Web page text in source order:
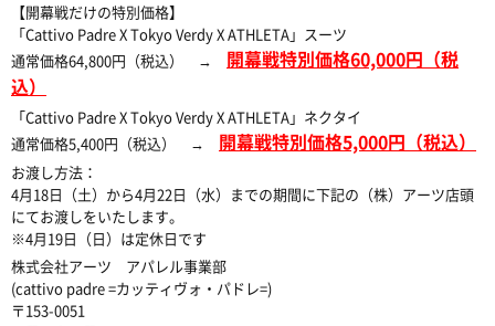
【開幕戦だけの特別価格】
「Cattivo Padre X Tokyo Verdy X ATHLETA」スーツ
通常価格64,800円（税込） → 開幕戦特別価格60,000円（税
込）
「Cattivo Padre X Tokyo Verdy X ATHLETA」ネクタイ
通常価格5,400円（税込） → 開幕戦特別価格5,000円（税込）
お渡し方法：
4月18日（土）から4月22日（水）までの期間に下記の（株）アーツ店頭
にてお渡しをいたします。
※4月19日（日）は定休日です
株式会社アーツ アパレル事業部
(cattivo padre =カッティヴォ・パドレ=)
〒153-0051